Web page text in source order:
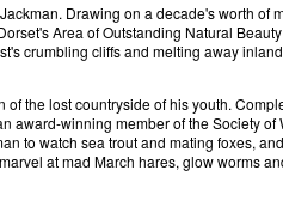
Drawing on a decade's worth of
Area of Outstanding Natural
crumbling cliffs and melting away
the lost countryside of his youth.
award-winning member of the Society of
to watch sea trout and mating foxes,
at mad March hares, glow worms